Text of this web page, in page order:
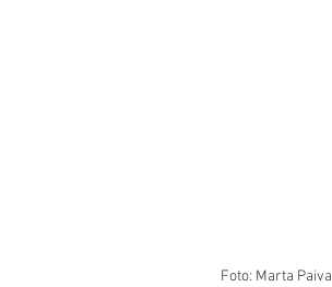
Foto: Marta Paiva